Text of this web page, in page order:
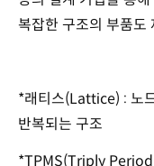
복잡한 구조의 부품도
*래티스(Lattice) : 노
반복되는 구조
*TPMS(Triply